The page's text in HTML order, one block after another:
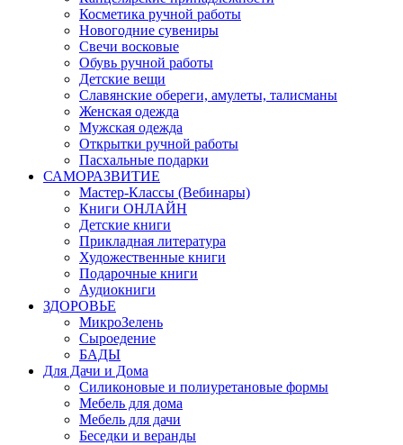
Косметика ручной работы
Новогодние сувениры
Свечи восковые
Обувь ручной работы
Детские вещи
Славянские обереги, амулеты, талисманы
Женская одежда
Мужская одежда
Открытки ручной работы
Пасхальные подарки
САМОРАЗВИТИЕ
Мастер-Классы (Вебинары)
Книги ОНЛАЙН
Детские книги
Прикладная литература
Художественные книги
Подарочные книги
Аудиокниги
ЗДОРОВЬЕ
МикроЗелень
Сыроедение
БАДЫ
Для Дачи и Дома
Силиконовые и полиуретановые формы
Мебель для дома
Мебель для дачи
Беседки и веранды